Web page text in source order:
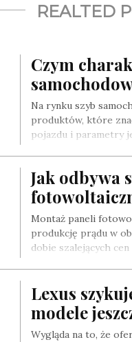
REALTED
Czym
Na rynku szyb
produktów, które
pojazdu i parametry
Jak odbywa
Montaż paneli
produkcję prądu w
dobie szalejących
Lexus
modele
Wygląda na to, że